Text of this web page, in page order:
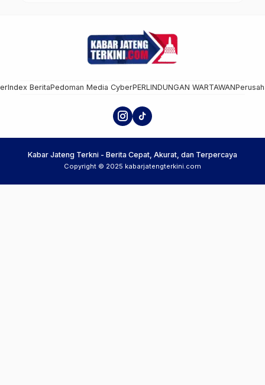
Index BeritaPedoman Media CyberPERLINDUNGAN WARTAWAN
Kabar Jateng Terkni - Berita Cepat, Akurat, dan Terpercaya
Copyright © 2025 kabarjatengterkini.com